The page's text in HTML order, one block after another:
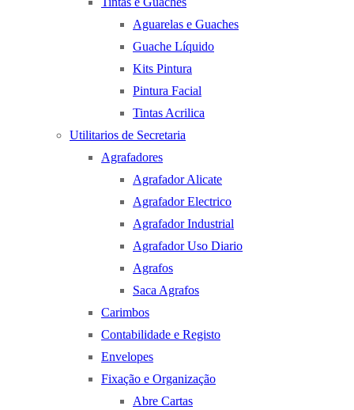
Aguarelas e Guaches
Guache Líquido
Kits Pintura
Pintura Facial
Tintas Acrilica
Utilitarios de Secretaria
Agrafadores
Agrafador Alicate
Agrafador Electrico
Agrafador Industrial
Agrafador Uso Diario
Agrafos
Saca Agrafos
Carimbos
Contabilidade e Registo
Envelopes
Fixação e Organização
Abre Cartas